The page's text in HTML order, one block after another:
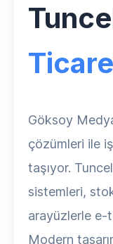
Göksoy
çözümleri ile
taşıyor.
sistemleri,
arayüzlerle
Modern